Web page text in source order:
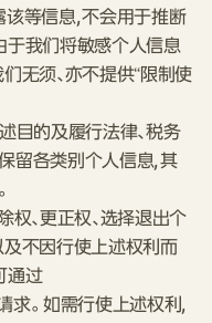
等信息，不会用于推断
于我们将敏感个人信息
无须、亦不提供“限制使
目的及履行法律、税务
留各类别个人信息，其
权、更正权、选择退出个
及不因行使上述权利而
通过
求。 如需行使上述权利，